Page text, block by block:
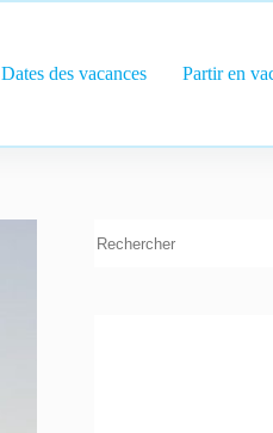
Dates des vacances Partir en